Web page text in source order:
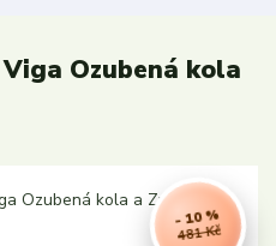
Ozubená kola
481 Kč
- 10 %